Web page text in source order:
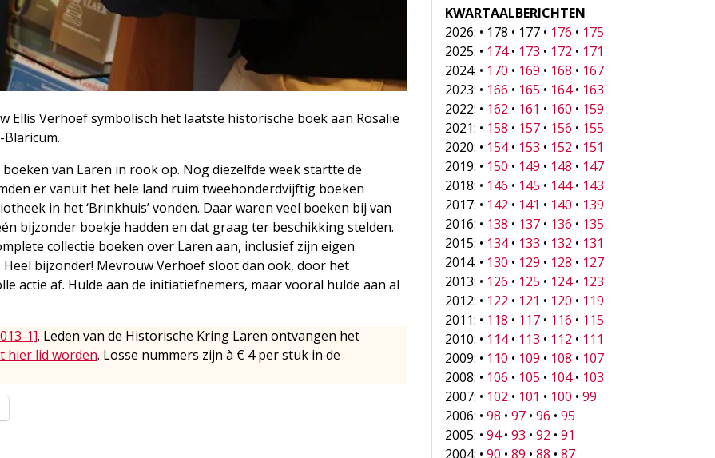
Ellis Verhoef symbolisch het laatste historische boek aan Rosalie
van Laren in rook op. Nog diezelfde week startte de
er vanuit het hele land ruim tweehonderdvijftig boeken
in het ‘Brinkhuis’ vonden. Daar waren veel boeken bij van
bijzonder boekje hadden en dat graag ter beschikking stelden.
collectie boeken over Laren aan, inclusief zijn eigen
Heel bijzonder! Mevrouw Verhoef sloot dan ook, door het
actie af. Hulde aan de initiatiefnemers, maar vooral hulde aan al
1]. Leden van de Historische Kring Laren ontvangen het
hier lid worden. Losse nummers zijn à € 4 per stuk in de
KWARTAALBERICHTEN
2026: • 178 • 177 • 176 • 175
2025: • 174• 173 • 172 • 171
2024: • 170 • 169 • 168 • 167
2023: • 166 • 165 • 164• 163
2022: • 162 • 161 • 160 • 159
2021: • 158 • 157 • 156 • 155
2020: • 154• 153 • 152 • 151
2019: • 150 • 149 • 148 • 147
2018: • 146 • 145 • 144• 143
2017: • 142 • 141 • 140 • 139
2016: • 138 • 137 • 136 • 135
2015: • 134• 133 • 132 • 131
2014: • 130 • 129 • 128 • 127
2013: • 126 • 125 • 124• 123
2012: • 122 • 121 • 120 • 119
2011: • 118 • 117 • 116 • 115
2010: • 114• 113 • 112 • 111
2009: • 110 • 109 • 108 • 107
2008: • 106 • 105 • 104• 103
2007: • 102 • 101 • 100 •99
2006: •98 •97 •96 •95
2005: •94•93 •92 •91
2004: •90 •89 •88 •87